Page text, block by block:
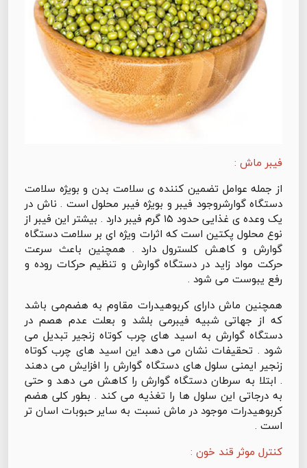
فیبر ماش :
‌از جمله عوامل تضمین کننده ی سلامت بدن و بویژه سلامت
دستگاه گوارشروجود فیبر و بویژه فیبر محلول است . ناش در
یک وعده ی غذایی حدود ۱۵ گرم فیبر دارد . بیشتر این فیبر از
نوع محلول پکتین است که اثرات ویژه ای بر سلامت دستگاه
گوارش و کاهش کلسترول دارد . همچنین باعث سرعت
حرکت مواد زاید در دستگاه گوارش و تنظیم حرکات روده و
رفع یبوست می شود .
همچنین ماش دارای کربوهیدرات مقاوم به هضم‌می باشد
که از جهاتی شبیه فیبرمی بلشد و بعلت عدم هصم در
دستگاه گوارش به اسید های چرب کوتاه زنجیر تبدیل می
شود . تحقیفات نشان می دهد این اسید های چرب کوتاه
زنجیر ایمنی سلول های دستگاه گوارش را افزایش می دهند
. ابتلا به سرطان دستگاه گوارش را کاهش می دهد و حتی
به درجاتی این سلول ها را تغذیه می کند . بطور کلی هضم
کربوهیدرات موجود در ماش نسبت به سایر حبوبات اسان تر
است .
کنترل موثر قند خون :